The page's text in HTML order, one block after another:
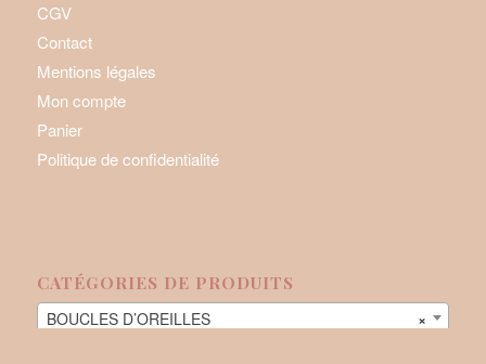
CGV
Contact
Mentions légales
Mon compte
Panier
Politique de confidentialité
CATÉGORIES DE PRODUITS
×
BOUCLES D’OREILLES